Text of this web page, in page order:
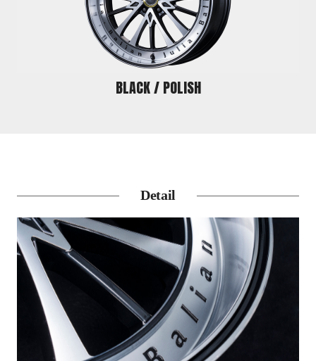
BLACK / POLISH
Detail